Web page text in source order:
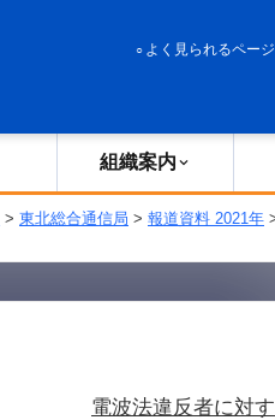
よく見られるページ
組織案内
> 東北総合通信局 > 報道資料 2021年
電波法違反者に対